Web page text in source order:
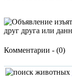
Комментарии - (0)